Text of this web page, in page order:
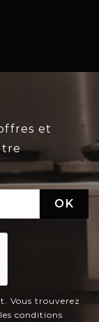
et
Vous trouverez
conditions